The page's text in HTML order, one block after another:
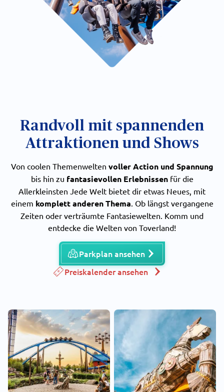
Randvoll mit spannenden
Attraktionen und Shows
Von coolen Themenwelten voller Action und Spannung
bis hin zu fantasievollen Erlebnissenfür die
Allerkleinsten Jede Welt bietet dir etwas Neues, mit
einem komplett anderen Thema . Ob längst vergangene
Zeiten oder verträumte Fantasiewelten. Komm und
entdecke die Welten von Toverland!
Parkplan ansehen
Preiskalender ansehen